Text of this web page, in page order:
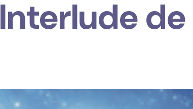
et durables
des particuliers
des